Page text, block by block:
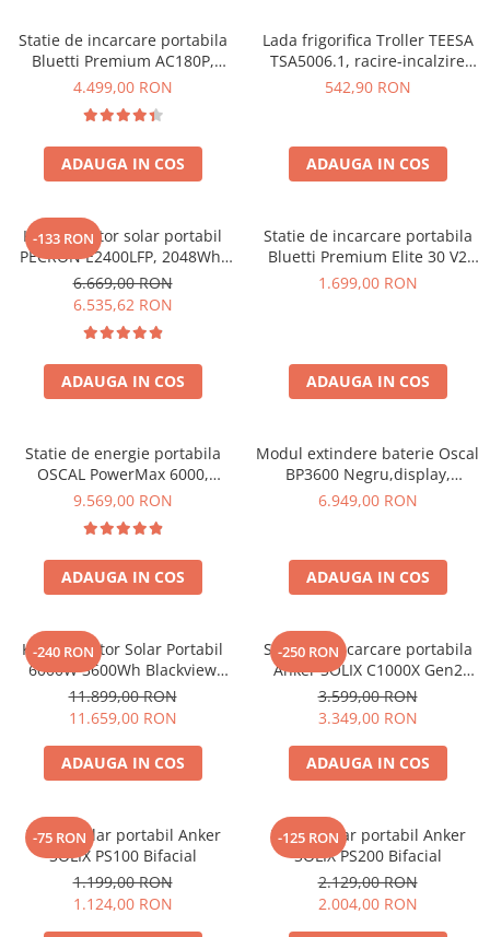
Componente sisteme de balcon
Statie de incarcare portabila
Bluetti Premium AC180P,
Ecran LCD, 1800W, 1440Wh,
4.499,00 RON
ADAUGA IN COS
Lada frigorifica Troller TEESA
TSA5006.1, racire-incalzire
35L, alimentare bricheta auto
542,90 RON
ADAUGA IN COS
-133 RON
Kit generator solar portabil
PECRON E2400LFP, 2048Wh,
2400W, 230V, Incarcare super
rapida, LiFePO4, Controler
MPPT dublu, Protectie BMS +
Panou solar 200W
6.669,00 RON
6.535,62 RON
ADAUGA IN COS
Statie de incarcare portabila
Bluetti Premium Elite 30 V2
600W 320Wh
1.699,00 RON
ADAUGA IN COS
Statie de energie portabila
OSCAL PowerMax 6000,
6000W (9000W varf), baterie
rapida in 1.96h, 14 porturi,
USB-C 100W, control
inteligent la distanta,
functionalitate UPS
9.569,00 RON
ADAUGA IN COS
Modul extindere baterie Oscal
BP3600 Negru,display,
compatibil cu Oscal
6.949,00 RON
ADAUGA IN COS
-240 RON
Kit Generator Solar Portabil
6000W 3600Wh Blackview
OSCAL PowerMax 6000 +
panou solar 400W
11.899,00 RON
11.659,00 RON
ADAUGA IN COS
-250 RON
Statie de incarcare portabila
Anker SOLIX C1000X Gen2
2000W 1024Wh
3.599,00 RON
3.349,00 RON
ADAUGA IN COS
-75 RON
Panou solar portabil Anker
SOLIX PS100 Bifacial
1.199,00 RON
1.124,00 RON
-125 RON
Panou solar portabil Anker
SOLIX PS200 Bifacial
2.129,00 RON
2.004,00 RON